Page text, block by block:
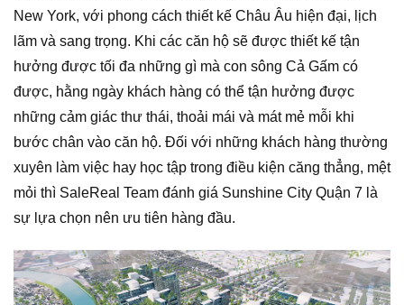
New York, với phong cách thiết kế Châu Âu hiện đại, lịch
lãm và sang trọng. Khi các căn hộ sẽ được thiết kế tận
hưởng được tối đa những gì mà con sông Cả Gấm có
được, hằng ngày khách hàng có thể tận hưởng được
những cảm giác thư thái, thoải mái và mát mẻ mỗi khi
bước chân vào căn hộ. Đối với những khách hàng thường
xuyên làm việc hay học tập trong điều kiện căng thẳng, mệt
mỏi thì SaleReal Team đánh giá Sunshine City Quận 7 là
sự lựa chọn nên ưu tiên hàng đầu.